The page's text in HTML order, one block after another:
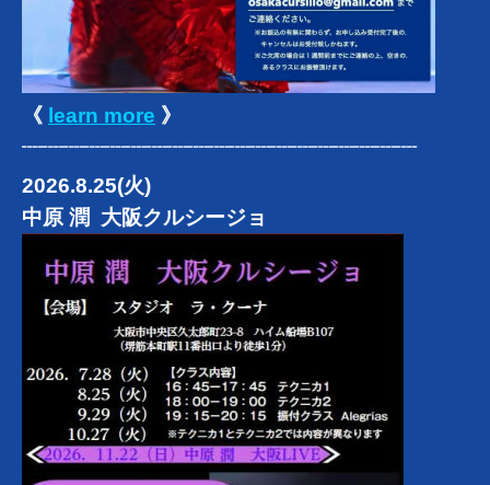
《 learn more 》
┈┈┈┈┈┈┈┈┈┈┈┈┈┈┈┈┈┈┈
2026.8.25(火)
中原 潤 大阪クルシージョ